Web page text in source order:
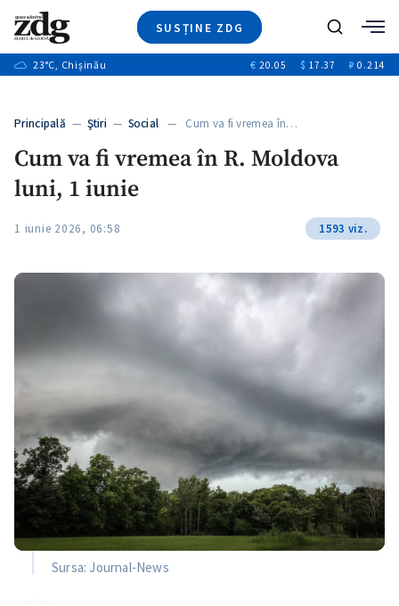
SUSȚINE ZDG
Ştiri
+6
Special
+1
+1
+2
Caută
23°C, Chișinău € 20.05 $ 17.37 ₽ 0.214
Principală — Ştiri — Social — Cum va fi vremea în…
Cum va fi vremea în R. Moldova
luni, 1 iunie
1 iunie 2026, 06:58 1593 viz.
Sursa: Journal-News